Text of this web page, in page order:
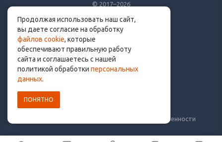
© 2017–2026
Made for runners.
By runners. With ❤
info@get.run
Уведомление о рисках и ограничение ответственности
Продолжая использовать наш сайт,
вы даете согласие на обработку
файлов cookie, которые
обеспечивают правильную работу
сайта и соглашаетесь с нашей
политикой обработки персональных
данных.
ПОНЯТНО